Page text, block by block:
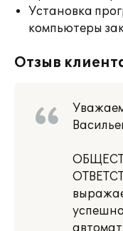
Установка
компьютеры
Отзыв